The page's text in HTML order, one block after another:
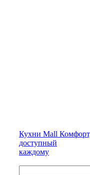
Кухни Mall
доступный
каждому